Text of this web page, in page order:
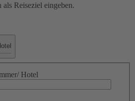
Reiseziel eingeben.
Hotel